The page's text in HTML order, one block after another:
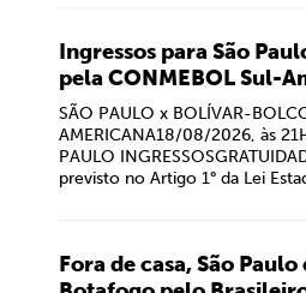
Ingressos para São
pela CONMEBOL Sul-
SÃO PAULO x BOLÍVAR-
AMERICANA18/08/2026, às
PAULO
previsto no Artigo 1° da Lei
Fora de casa, São